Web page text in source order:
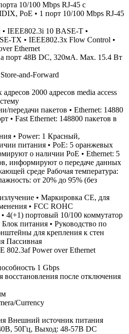
10/100 Mbps RJ-45 с
PoE • 1 порт 10/100 Mbps RJ-45
• IEEE802.3i 10 BASE-T •
TX • IEEE802.3x Flow Control •
Ethernet
порт 48В DC, 320мА. Max. 15.4 Вт
Store-and-Forward
адресов 2000 адресов media access
передачи пакетов • Ethernet: 14880
• Fast Ethernet: 148800 пакетов в
• Power: 1 Красный,
питания • PoE: 5 оранжевых
о наличии PoE • Ethernet: 5
информируют о передаче данных
среде Рабочая температура:
от 20% до 95% (без
• Маркировка CE, для
• FCC ROHC
• 4(+1) портовый 10/100 коммутатор
питания • Руководство по
для крепления к стен
Пассивная
802.3af Power over Ethernet
1 Gbps
после отключения
Currency
Внешний источник питания
50Гц, Выход: 48-57В DC